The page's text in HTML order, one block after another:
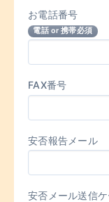
お電話番号
電話 or 携帯必須
FAX番号
安否報告メール
安否メール送信ケ